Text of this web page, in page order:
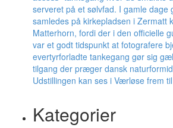
Kategorier